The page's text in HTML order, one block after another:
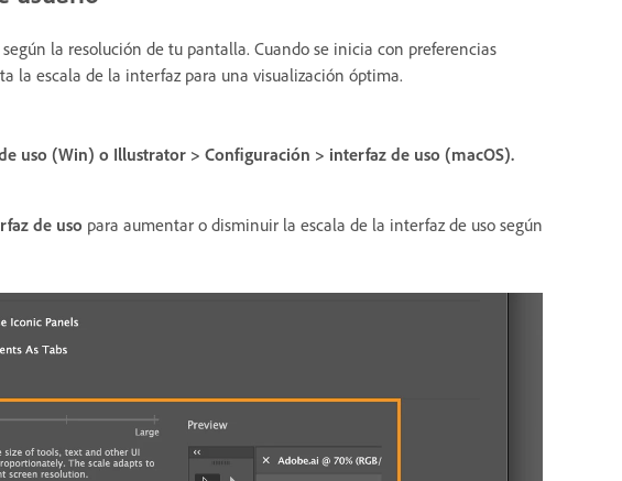
la resolución de tu pantalla. Cuando se inicia con preferencias
la escala de la interfaz para una visualización óptima.
uso (Win) o Illustrator > Configuración > interfaz de uso (macOS).
de uso para aumentar o disminuir la escala de la interfaz de uso según